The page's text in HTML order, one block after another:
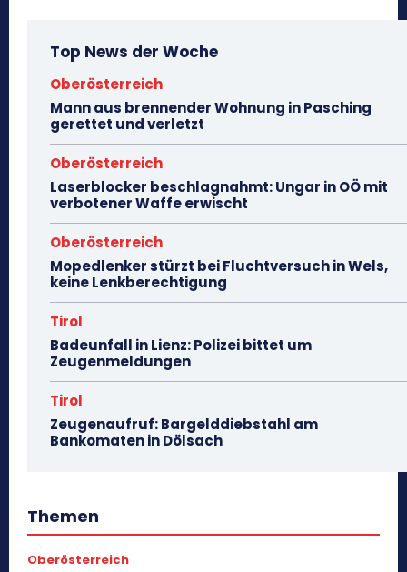
Top News der Woche
Oberösterreich
Mann aus brennender Wohnung in Pasching
gerettet und verletzt
Oberösterreich
Laserblocker beschlagnahmt: Ungar in OÖ mit
verbotener Waffe erwischt
Oberösterreich
Mopedlenker stürzt bei Fluchtversuch in Wels,
keine Lenkberechtigung
Tirol
Badeunfall in Lienz: Polizei bittet um
Zeugenmeldungen
Tirol
Zeugenaufruf: Bargelddiebstahl am
Bankomaten in Dölsach
Themen
Oberösterreich